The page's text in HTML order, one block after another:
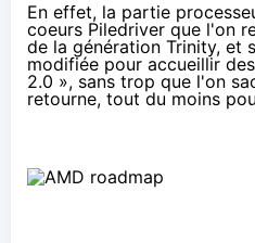
En effet, la partie
coeurs Piledriver que l'on
de la génération Trinity, et
modifiée pour accueillir
2.0 », sans trop que l'on
retourne, tout du moins